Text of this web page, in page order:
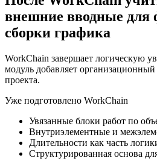
внешние вводные для
сборки графика
WorkChain завершает логическую
модуль добавляет
проекта.
Уже подготовлено WorkChain
Увязанные блоки работ по
Внутриэлементные и
Длительности как часть
Структурированная основа